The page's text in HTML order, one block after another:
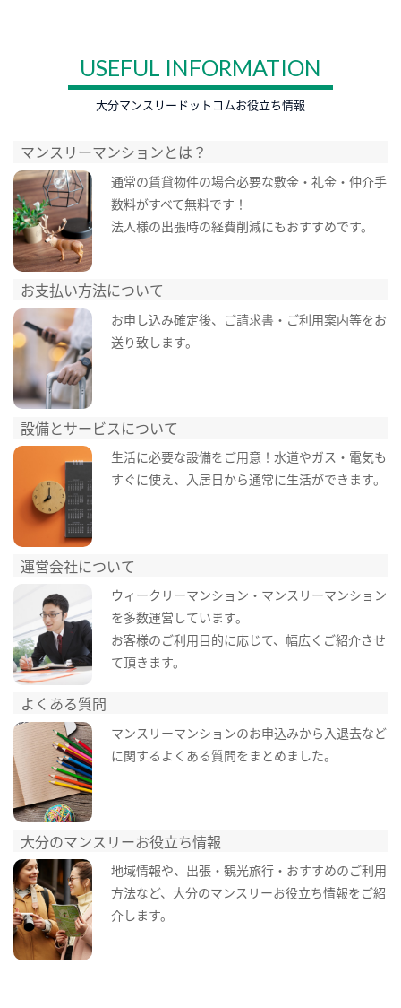
USEFUL INFORMATION
大分マンスリードットコムお役立ち情報
マンスリーマンションとは？
通常の賃貸物件の場合必要な敷金・礼金・仲介手
数料がすべて無料です！
法人様の出張時の経費削減にもおすすめです。
お支払い方法について
お申し込み確定後、ご請求書・ご利用案内等をお
送り致します。
設備とサービスについて
生活に必要な設備をご用意！水道やガス・電気も
すぐに使え、入居日から通常に生活ができます。
運営会社について
ウィークリーマンション・マンスリーマンション
を多数運営しています。
お客様のご利用目的に応じて、幅広くご紹介させ
て頂きます。
よくある質問
マンスリーマンションのお申込みから入退去など
に関するよくある質問をまとめました。
大分のマンスリーお役立ち情報
地域情報や、出張・観光旅行・おすすめのご利用
方法など、大分のマンスリーお役立ち情報をご紹
介します。